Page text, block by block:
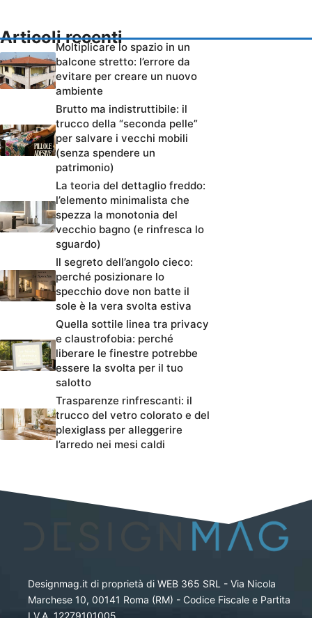
Articoli recenti
Moltiplicare lo spazio in un
balcone stretto: l’errore da
evitare per creare un nuovo
ambiente
Brutto ma indistruttibile: il
trucco della “seconda pelle”
per salvare i vecchi mobili
(senza spendere un
patrimonio)
La teoria del dettaglio freddo:
l’elemento minimalista che
spezza la monotonia del
vecchio bagno (e rinfresca lo
sguardo)
Il segreto dell’angolo cieco:
perché posizionare lo
specchio dove non batte il
sole è la vera svolta estiva
Quella sottile linea tra privacy
e claustrofobia: perché
liberare le finestre potrebbe
essere la svolta per il tuo
salotto
Trasparenze rinfrescanti: il
trucco del vetro colorato e del
plexiglass per alleggerire
l’arredo nei mesi caldi
Designmag.it di proprietà di WEB 365 SRL - Via Nicola
Marchese 10, 00141 Roma (RM) - Codice Fiscale e Partita